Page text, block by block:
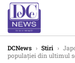
DCNews › Stiri ›
populației din ultimul